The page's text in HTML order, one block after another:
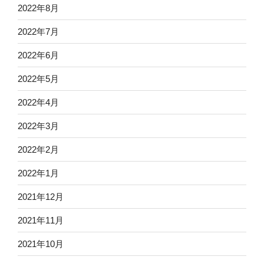
2022年8月
2022年7月
2022年6月
2022年5月
2022年4月
2022年3月
2022年2月
2022年1月
2021年12月
2021年11月
2021年10月